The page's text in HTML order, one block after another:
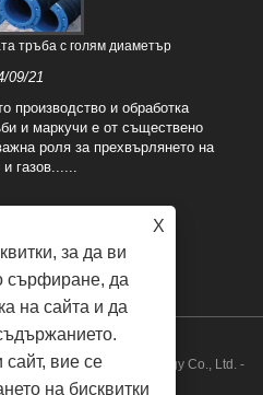
тръба с голям диаметър
09/21
производство и обработка
и маркучи е от съществено
роля за прехвърлянето на
и газов......
Cubber Plastic Technology Co., Ltd. -
X
за да ви
сърфиране, да
на сайта и да
сайт, вие се
на бисквитки